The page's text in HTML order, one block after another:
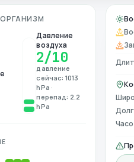
Давление
воздуха
2/10
давление
сейчас: 1013
hPa ·
перепад: 2.2
hPa